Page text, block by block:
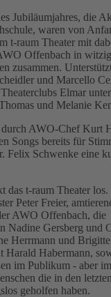
Jubiläumjahres, die
waren von
t-raum Theater mit
Offenbach in
zusammen.
und Marcello
Elmar
und Melanie
AWO-Chef Kurt
Songs bereits für
Felix Schwenke eine
das t-raum Theater los.
Peter Freier,
AWO Offenbach, die
Nadine Gersberg und
Herrmann und
Harald Habermann,
im Publikum - aber
die in den
geholfen haben.